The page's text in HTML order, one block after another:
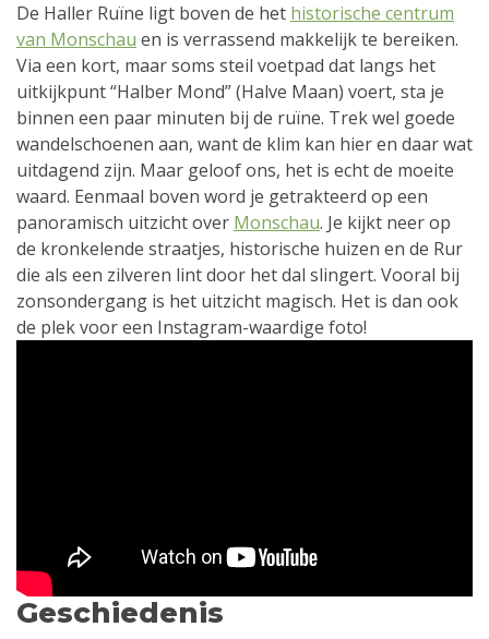
De Haller Ruïne ligt boven de het historische centrum
van Monschau en is verrassend makkelijk te bereiken.
Via een kort, maar soms steil voetpad dat langs het
uitkijkpunt “Halber Mond” (Halve Maan) voert, sta je
binnen een paar minuten bij de ruïne. Trek wel goede
wandelschoenen aan, want de klim kan hier en daar wat
uitdagend zijn. Maar geloof ons, het is echt de moeite
waard. Eenmaal boven word je getrakteerd op een
panoramisch uitzicht over Monschau. Je kijkt neer op
de kronkelende straatjes, historische huizen en de Rur
die als een zilveren lint door het dal slingert. Vooral bij
zonsondergang is het uitzicht magisch. Het is dan ook
de plek voor een Instagram-waardige foto!
Geschiedenis